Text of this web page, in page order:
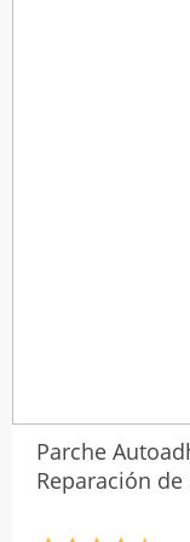
Parche
Reparación de